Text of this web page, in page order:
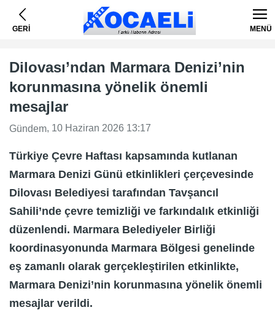
GERİ MENÜ
Dilovası’ndan Marmara Denizi’nin
korunmasına yönelik önemli
mesajlar
Gündem, 10 Haziran 2026 13:17
Türkiye Çevre Haftası kapsamında kutlanan
Marmara Denizi Günü etkinlikleri çerçevesinde
Dilovası Belediyesi tarafından Tavşancıl
Sahili’nde çevre temizliği ve farkındalık etkinliği
düzenlendi. Marmara Belediyeler Birliği
koordinasyonunda Marmara Bölgesi genelinde
eş zamanlı olarak gerçekleştirilen etkinlikte,
Marmara Denizi’nin korunmasına yönelik önemli
mesajlar verildi.